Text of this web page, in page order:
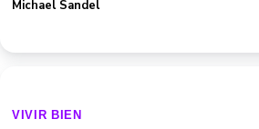
Michael Sandel
VIVIR BIEN